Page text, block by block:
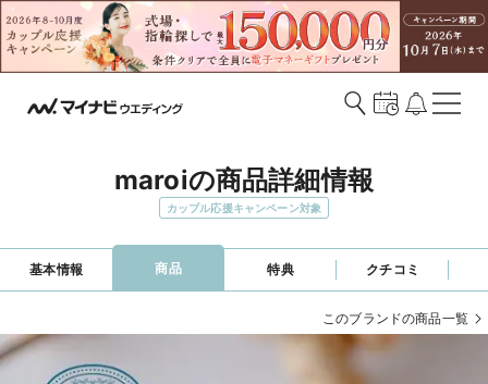
maroiの商品詳細情報
カップル応援キャンペーン対象
基本情報 商品 特典 クチコミ
このブランドの商品一覧